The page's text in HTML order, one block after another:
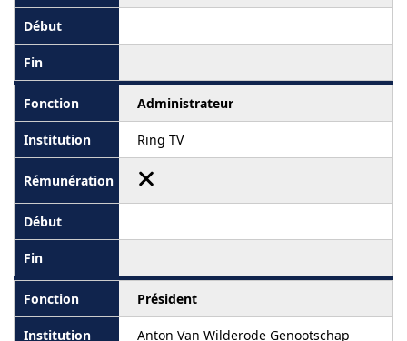
Administrateur
Ring TV
Président
Anton Van Wilderode Genootschap